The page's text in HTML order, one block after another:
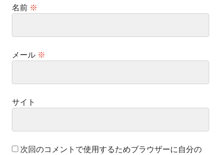
名前 ※
メール ※
サイト
次回のコメントで使用するためブラウザーに自分の